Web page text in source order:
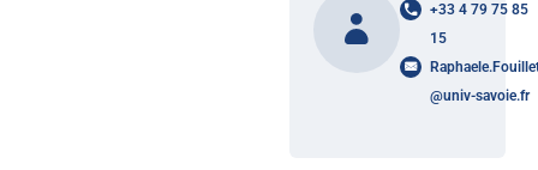
+33 4 79 75 85
15
@univ-savoie.fr